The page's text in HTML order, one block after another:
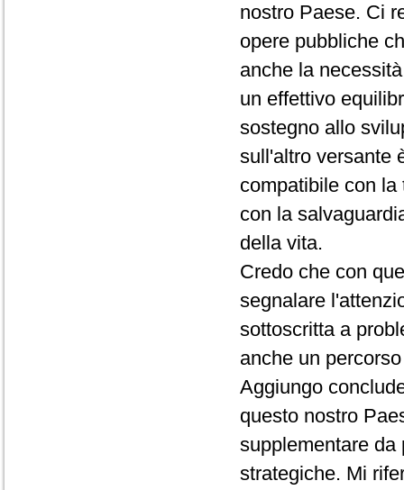
nostro Paese. Ci
opere pubbliche
anche la
un effettivo
sostegno allo
sull'altro versante
compatibile con
con la
della vita.
Credo che con
segnalare
sottoscritta a
anche un
Aggiungo
questo nostro
supplementare da
strategiche. Mi